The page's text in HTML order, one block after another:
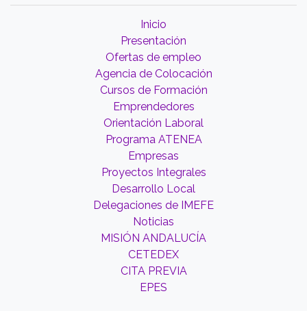
Inicio
Presentación
Ofertas de empleo
Agencia de Colocación
Cursos de Formación
Emprendedores
Orientación Laboral
Programa ATENEA
Empresas
Proyectos Integrales
Desarrollo Local
Delegaciones de IMEFE
Noticias
MISIÓN ANDALUCÍA
CETEDEX
CITA PREVIA
EPES